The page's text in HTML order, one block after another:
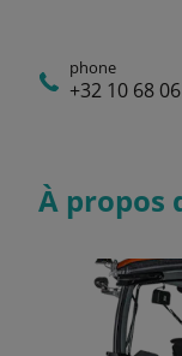
phone
+32 10 68
À propos